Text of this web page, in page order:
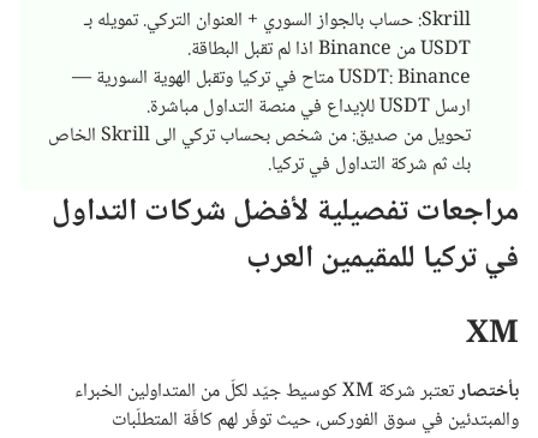
Skrill: حساب بالجواز السوري + العنوان التركي. تمويله بـ
USDT من Binance اذا لم تقبل البطاقة.
USDT: Binance متاح في تركيا وتقبل الهوية السورية —
ارسل USDT للإيداع في منصة التداول مباشرة.
تحويل من صديق: من شخص بحساب تركي الى Skrill الخاص
بك ثم شركة التداول في تركيا.
مراجعات تفصيلية لأفضل شركات التداول
في تركيا للمقيمين العرب
XM
بأختصار
تعتبر شركة XM كوسيط جيّد لكلّ من المتداولين الخبراء
والمبتدئين في سوق الفوركس، حيث توفّر لهم كافّة المتطلّبات